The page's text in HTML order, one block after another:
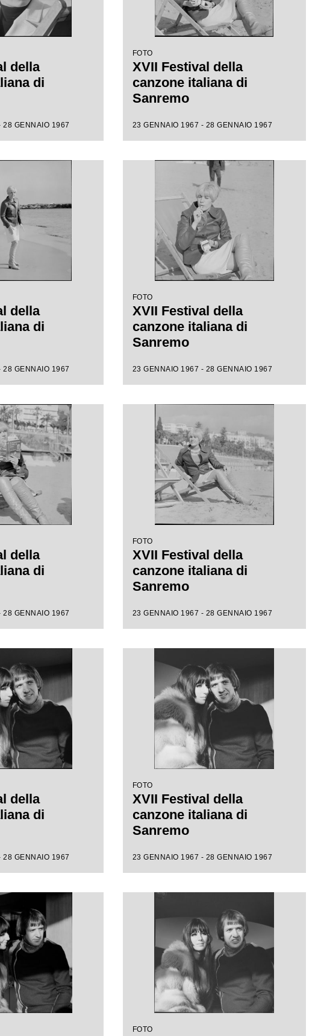
della
di
GENNAIO 1967
FOTO
XVII Festival della
canzone italiana di
Sanremo
23 GENNAIO 1967 - 28 GENNAIO 1967
della
di
GENNAIO 1967
FOTO
XVII Festival della
canzone italiana di
Sanremo
23 GENNAIO 1967 - 28 GENNAIO 1967
della
di
GENNAIO 1967
FOTO
XVII Festival della
canzone italiana di
Sanremo
23 GENNAIO 1967 - 28 GENNAIO 1967
della
di
GENNAIO 1967
FOTO
XVII Festival della
canzone italiana di
Sanremo
23 GENNAIO 1967 - 28 GENNAIO 1967
FOTO